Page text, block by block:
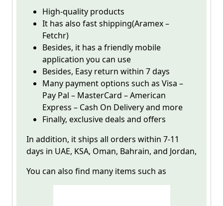
High-quality products
It has also fast shipping(Aramex –
Fetchr)
Besides, it has a friendly mobile
application you can use
Besides, Easy return within 7 days
Many payment options such as Visa –
Pay Pal – MasterCard – American
Express – Cash On Delivery and more
Finally, exclusive deals and offers
In addition, it ships all orders within 7-11
days in UAE, KSA, Oman, Bahrain, and Jordan,
You can also find many items such as